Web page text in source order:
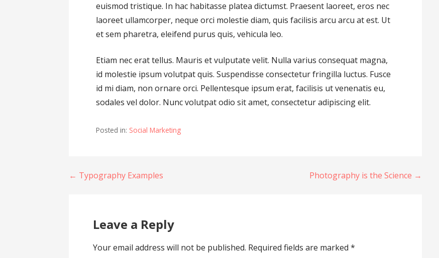
euismod tristique. In hac habitasse platea dictumst. Praesent laoreet, eros nec
laoreet ullamcorper, neque orci molestie diam, quis facilisis arcu arcu at est. Ut
et sem pharetra, eleifend purus quis, vehicula leo.
Etiam nec erat tellus. Mauris et vulputate velit. Nulla varius consequat magna,
id molestie ipsum volutpat quis. Suspendisse consectetur fringilla luctus. Fusce
id mi diam, non ornare orci. Pellentesque ipsum erat, facilisis ut venenatis eu,
sodales vel dolor. Nunc volutpat odio sit amet, consectetur adipiscing elit.
Posted in: Social Marketing
Post
← Typography Examples Photography is the Science →
Leave a Reply
Your email address will not be published. Required fields are marked*